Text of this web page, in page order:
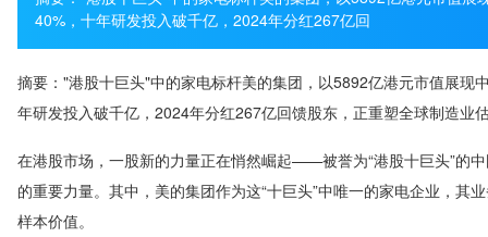
40%，十年研发投入破千亿，2024年分红267亿回
摘要："港股十巨头"中的家电标杆美的集团，以5892亿港元市值展
年研发投入破千亿，2024年分红267亿回馈股东，正重塑全球制造业
在港股市场，一股新的力量正在悄然崛起——被誉为“港股十巨头”的
的重要力量。其中，美的集团作为这“十巨头”中唯一的家电企业，
样本价值。